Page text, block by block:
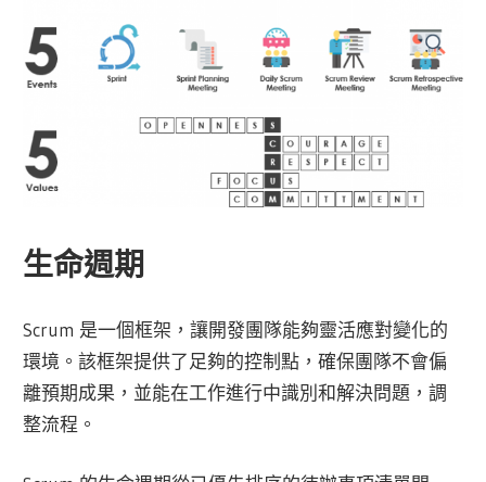
生命週期
Scrum 是一個框架，讓開發團隊能夠靈活應對變化的
環境。該框架提供了足夠的控制點，確保團隊不會偏
離預期成果，並能在工作進行中識別和解決問題，調
整流程。